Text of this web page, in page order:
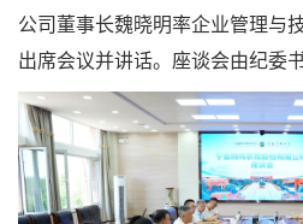
公司董事长魏晓明率企业管理与
出席会议并讲话。座谈会由纪委